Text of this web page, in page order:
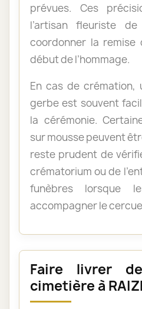
prévues. Ces
l’artisan fleuriste
coordonner la
début de l’hommage.
En cas de crémation,
gerbe est souvent
la cérémonie.
sur mousse peuvent
reste prudent de
crématorium ou de
funèbres lorsque
accompagner le
Faire livrer
cimetière à